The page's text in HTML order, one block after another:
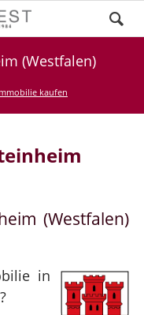
(Westfalen)
kaufen
(Westfalen)
in